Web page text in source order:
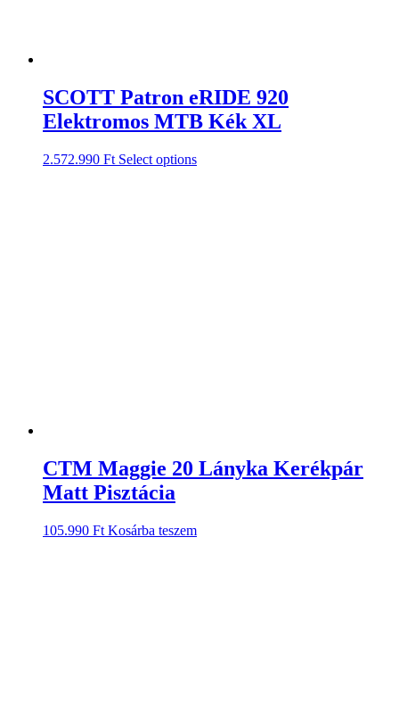
SCOTT Patron eRIDE 920
Elektromos MTB Kék XL
2.572.990 Ft Select options
CTM Maggie 20 Lányka Kerékpár
Matt Pisztácia
105.990 Ft Kosárba teszem